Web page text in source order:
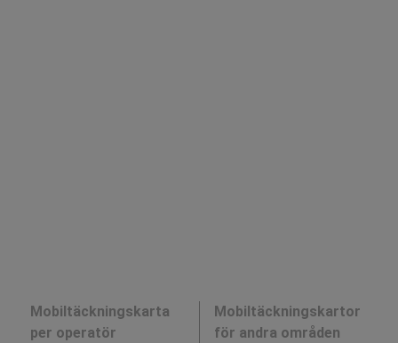
Mobiltäckningskarta
per operatör
Mobiltäckningskartor
för andra områden